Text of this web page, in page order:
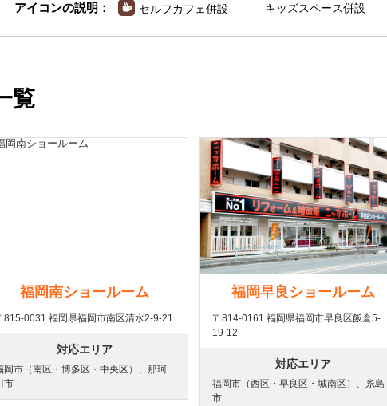
アイコンの説明： セルフカフェ併設 キッズスペース併設
覧
福岡南ショールーム
815-0031 福岡県福岡市南区清水2-9-21
対応エリア
岡市（南区・博多区・中央区）、那珂
市
福岡早良ショールーム
〒814-0161 福岡県福岡市早良区飯倉5-
19-12
対応エリア
福岡市（西区・早良区・城南区）、糸島
市